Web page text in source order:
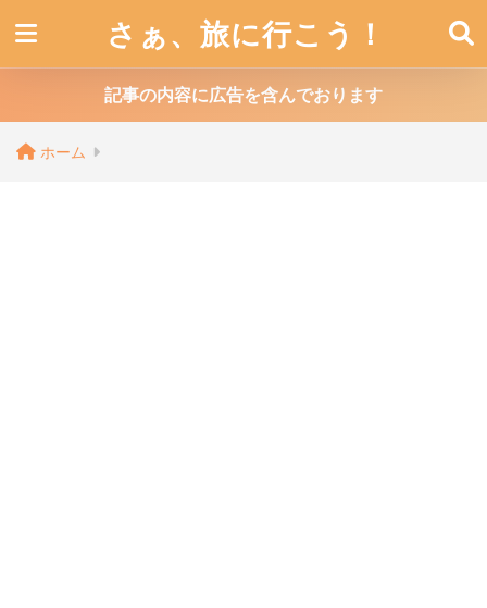
さぁ、旅に行こう！
記事の内容に広告を含んでおります
ホーム